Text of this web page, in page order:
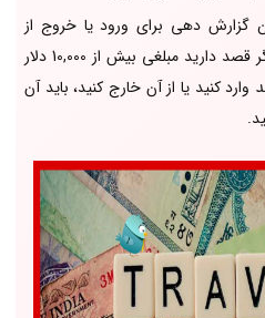
گزارش دهی برای ورود یا خروج از
یکسان است. یعنی اگر قصد دارید مبلغی بیش از 10,000 دلار
وارد کنید یا از آن خارج کنید، باید آن